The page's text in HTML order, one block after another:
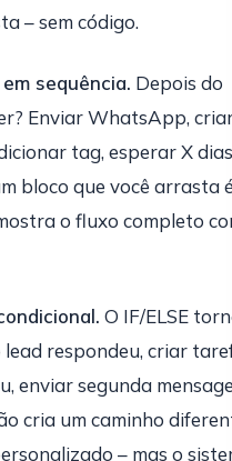
– sem código.
sequência. Depois do
Enviar WhatsApp,
tag, esperar X
bloco que você arrasta
o fluxo completo
O IF/ELSE
respondeu, criar
enviar segunda
cria um caminho
– mas o